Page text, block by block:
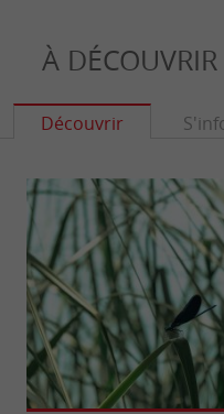
À DÉCOUVRIR
Découvrir